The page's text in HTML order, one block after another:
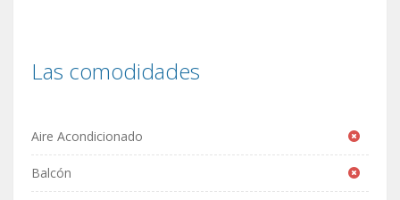
Las comodidades
Aire Acondicionado
Balcón